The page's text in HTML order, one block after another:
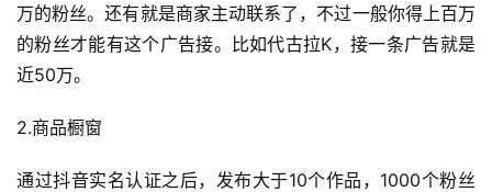
万的粉丝。还有就是商家主动联系了，不过一般你得上百万
的粉丝才能有这个广告接。比如代古拉K，接一条广告就是
近50万。
2.商品橱窗
通过抖音实名认证之后，发布大于10个作品，1000个粉丝